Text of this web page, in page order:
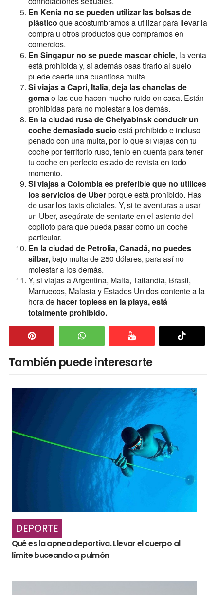
En Kenia no se pueden utilizar las bolsas de
plástico que acostumbramos a utilizar para llevar la
compra u otros productos que compramos en
comercios.
En Singapur no se puede mascar chicle, la venta
está prohibida y, si además osas tirarlo al suelo
puede caerte una cuantiosa multa.
Si viajas a Capri, Italia, deja las chanclas de
gomao las que hacen mucho ruido en casa. Están
prohibidas para no molestar a los demás.
En la ciudad rusa de Chelyabinsk conducir un
coche demasiado sucio está prohibido e incluso
penado con una multa, por lo que si viajas con tu
coche por territorio ruso, tenlo en cuenta para tener
tu coche en perfecto estado de revista en todo
momento.
Si viajas a Colombia es preferible que no utilices
los servicios de Uberporque está prohibido. Has
de usar los taxis oficiales. Y, si te aventuras a usar
un Uber, asegúrate de sentarte en el asiento del
copiloto para que pueda pasar como un coche
particular.
En la ciudad de Petrolia, Canadá, no puedes
silbar,bajo multa de 250 dólares, para así no
molestar a los demás.
Y, si viajas a Argentina, Malta, Tailandia, Brasil,
Marruecos, Malasia y Estados Unidos contente a la
hora de hacer topless en la playa, está
totalmente prohibido.
También puede interesarte
DEPORTE
Qué es la apnea deportiva. Llevar el cuerpo al
límite buceando a pulmón